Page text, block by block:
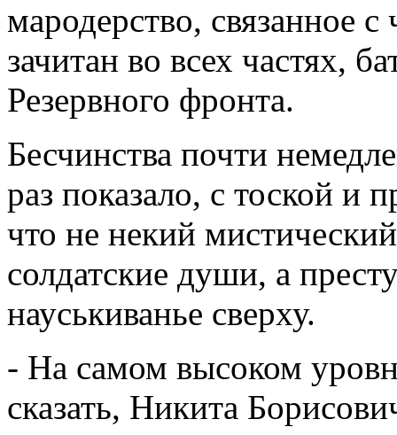
мародерство, связанное
зачитан во всех частях,
Резервного фронта.
Бесчинства почти
раз показало, с тоской и
что не некий
солдатские души, а
науськиванье сверху.
- На самом высоком
сказать, Никита